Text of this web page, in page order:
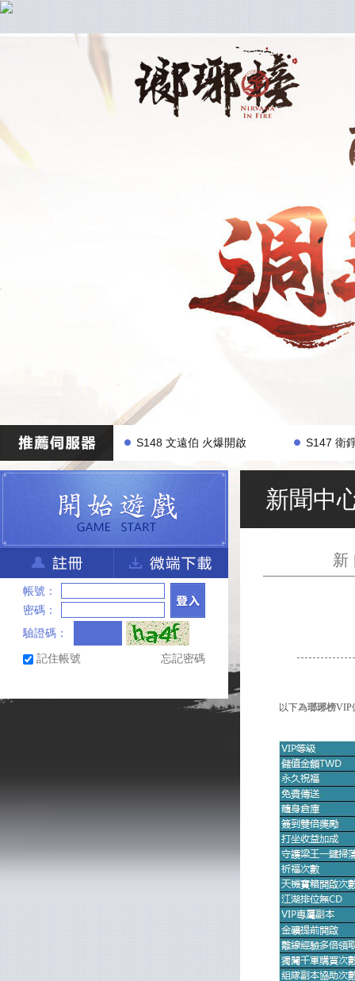
S148 文遠伯 火爆開啟 S147 衛
帳號：
密碼：
驗證碼：
記住帳號
忘記密碼
新聞中
新
以下為瑯琊榜VIP